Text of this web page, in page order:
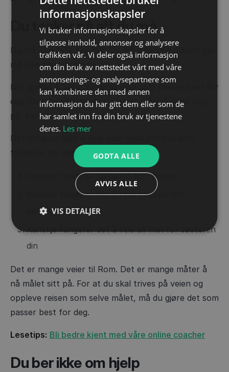
Du tenker på alt du må
Du må ikke telle kalorier. Du må ikke veie maten. Du
må ikke spise brokkoli.
Det gjelder å finne tilnærmingen som passer best for
deg. Du skal aldri tvinges inn i en måte å gjøre ting
på, bare fordi det fungerer for naboen.
Det behøver ikke si noe som helst om hva som
fungerer for deg.
Kanskje fungerer lavkarbo for naboen.
Kanskje fungerer det å telle kalorier for
venninnen din
Kanskje fungerer det å veie all mat for søsteren
din
Det er mange veier til Rom. Det er mange måter å
nå målet sitt på. For at du skal trives på veien og
oppleve reisen som selve målet, må du gjøre det som
passer best for deg.
Lesetips: Bli bedre kjent med våre online coacher
Du ber ikke om hjelp
informasjonskapsler
Vi bruker informasjonskapsler for å
tilpasse innhold, annonser og analysere
trafikken vår. Vi deler også informasjon
om din bruk av nettstedet vårt med våre
annonserings- og analysepartnere som
kan kombinere den med annen
informasjon du har gitt dem eller som de
har samlet inn fra din bruk av tjenestene
deres. Les mer
GODTA ALLE
AVVIS ALLE
VIS DETALJER